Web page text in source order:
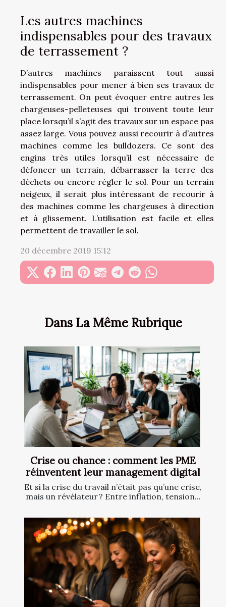
Dans La Même Rubrique
Crise ou chance : comment les PME
réinventent leur management digital
Et si la crise du travail n’était pas qu’une crise,
mais un révélateur ? Entre inflation, tension...
Les autres machines
indispensables pour des travaux
de terrassement ?
D’autres machines paraissent tout aussi
indispensables pour mener à bien ses travaux de
terrassement. On peut évoquer entre autres les
chargeuses-pelleteuses qui trouvent toute leur
place lorsqu’il s’agit des travaux sur un espace pas
assez large. Vous pouvez aussi recourir à d’autres
machines comme les bulldozers. Ce sont des
engins très utiles lorsqu’il est nécessaire de
défoncer un terrain, débarrasser la terre des
déchets ou encore régler le sol. Pour un terrain
neigeux, il serait plus intéressant de recourir à
des machines comme les chargeuses à direction
et à glissement. L’utilisation est facile et elles
permettent de travailler le sol.
20 décembre 2019 15:12